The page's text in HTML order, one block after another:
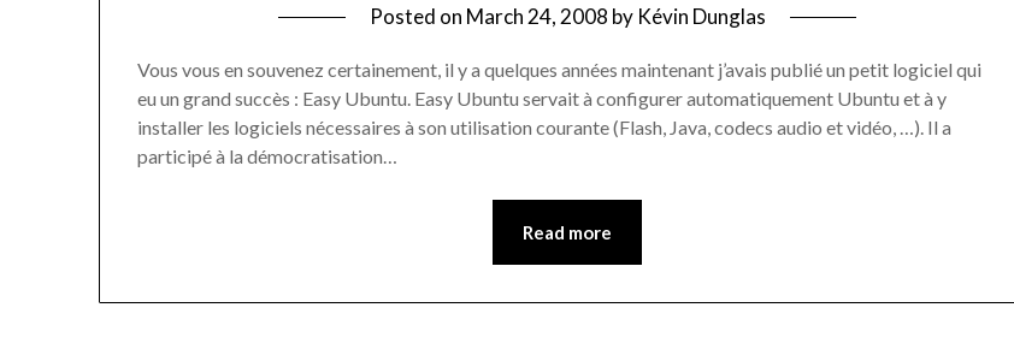
Posted on March 24, 2008 by Kévin Dunglas
Vous vous en souvenez certainement, il y a quelques années maintenant j’avais publié un petit logiciel qui
eu un grand succès : Easy Ubuntu. Easy Ubuntu servait à configurer automatiquement Ubuntu et à y
installer les logiciels nécessaires à son utilisation courante (Flash, Java, codecs audio et vidéo, …). Il a
participé à la démocratisation…
Read more